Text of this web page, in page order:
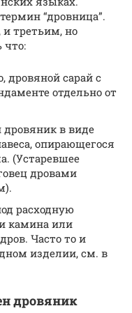
“дровница”.
третьим, но
что:
дровяной сарай с
отдельно от
в виде
опирающегося
(Устаревшее
дровами
расходную
камина или
Часто то и
изделии, см. в
дровяник